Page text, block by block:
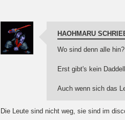
HAOHMARU
Wo sind denn alle hin?
Erst gibt's kein
Auch wenn sich das
Die Leute sind nicht weg, sie sind im